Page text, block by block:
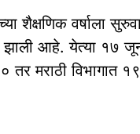
शैक्षणिक
झाली आहे. येत्या १७
तर मराठी विभागात